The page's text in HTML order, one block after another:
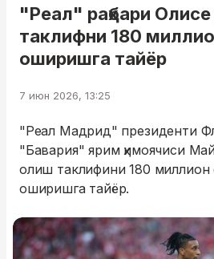
"Реал" раҳбари Олисе
таклифни 180
оширишга тайёр
7 июн 2026, 13:25
"Реал Мадрид" президенти
"Бавария" ярим ҳимоячиси
олиш таклифини 180 миллион
оширишга тайёр.